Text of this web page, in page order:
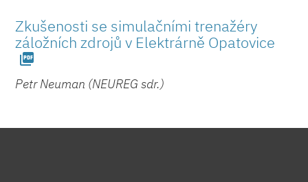
Zkušenosti se simulačními trenažéry
záložních zdrojů v Elektrárně Opatovice
picture_as_pdf
Petr Neuman (NEUREG sdr.)